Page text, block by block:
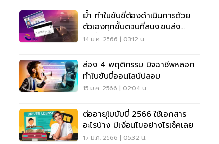
ย้ำ ทำใบขับขี่ต้องดำเนินการด้วย
ตัวเองทุกขั้นตอนที่สนง.ขนส่ง
เท่านั้น
14 ม.ค. 2566 | 03:12 น.
ส่อง 4 พฤติกรรม มิจฉาชีพหลอก
ทำใบขับขี่ออนไลน์ปลอม
15 ม.ค. 2566 | 02:04 น.
ต่ออายุใบขับขี่ 2566 ใช้เอกสาร
อะไรบ้าง มีเงื่อนไขอย่างไรเช็คเลย
17 ม.ค. 2566 | 05:32 น.